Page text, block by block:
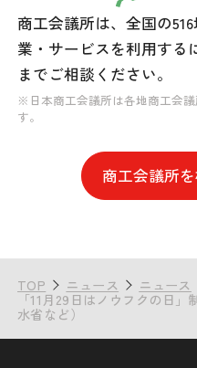
商工会議所は、全国の516
業・サービスを利用する
までご相談ください。
※日本商工会議所は各地商工会
す。
商工会議所
TOP ニュース ニュース
「11月29日はノウフクの日
水省など）